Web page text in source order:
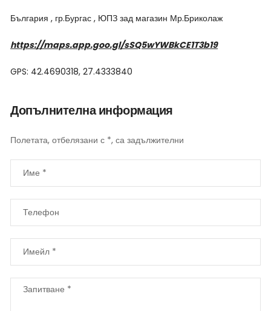
България , гр.Бургас , ЮПЗ зад магазин Мр.Бриколаж
https://maps.app.goo.gl/sSQ5wYWBkCE1T3b19
GPS: 42.4690318, 27.4333840
Допълнителна информация
Полетата, отбелязани с *, са задължителни